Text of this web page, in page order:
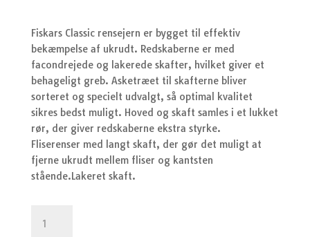
Fiskars Classic rensejern er bygget til effektiv
bekæmpelse af ukrudt. Redskaberne er med
facondrejede og lakerede skafter, hvilket giver et
behageligt greb. Asketræet til skafterne bliver
sorteret og specielt udvalgt, så optimal kvalitet
sikres bedst muligt. Hoved og skaft samles i et lukket
rør, der giver redskaberne ekstra styrke.
Fliserenser med langt skaft, der gør det muligt at
fjerne ukrudt mellem fliser og kantsten
stående.Lakeret skaft.
m/lang